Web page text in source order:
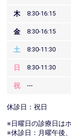
木 8:30-16:15
金 8:30-16:15
土 8:30-11:30
日 8:30-11:30
祝 ---
休診日：祝日
※日曜日の診療日は
※休診日：月曜午後